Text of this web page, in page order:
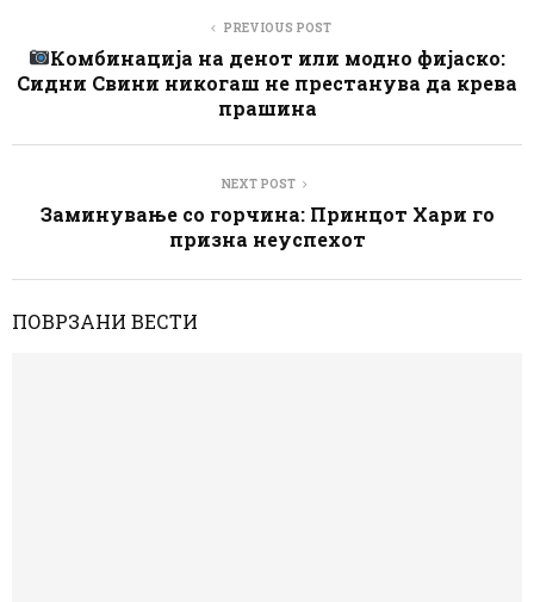
PREVIOUS POST
Комбинација на денот или модно фијаско:
Сидни Свини никогаш не престанува да крева
прашина
NEXT POST
Заминување со горчина: Принцот Хари го
призна неуспехот
ПОВРЗАНИ ВЕСТИ